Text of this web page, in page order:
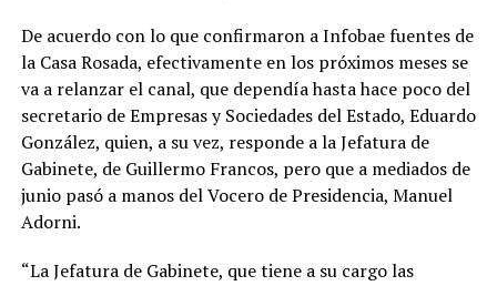
De acuerdo con lo que confirmaron a Infobae fuentes de
la Casa Rosada, efectivamente en los próximos meses se
va a relanzar el canal, que dependía hasta hace poco del
secretario de Empresas y Sociedades del Estado, Eduardo
González, quien, a su vez, responde a la Jefatura de
Gabinete, de Guillermo Francos, pero que a mediados de
junio pasó a manos del Vocero de Presidencia, Manuel
Adorni.
“La Jefatura de Gabinete, que tiene a su cargo las